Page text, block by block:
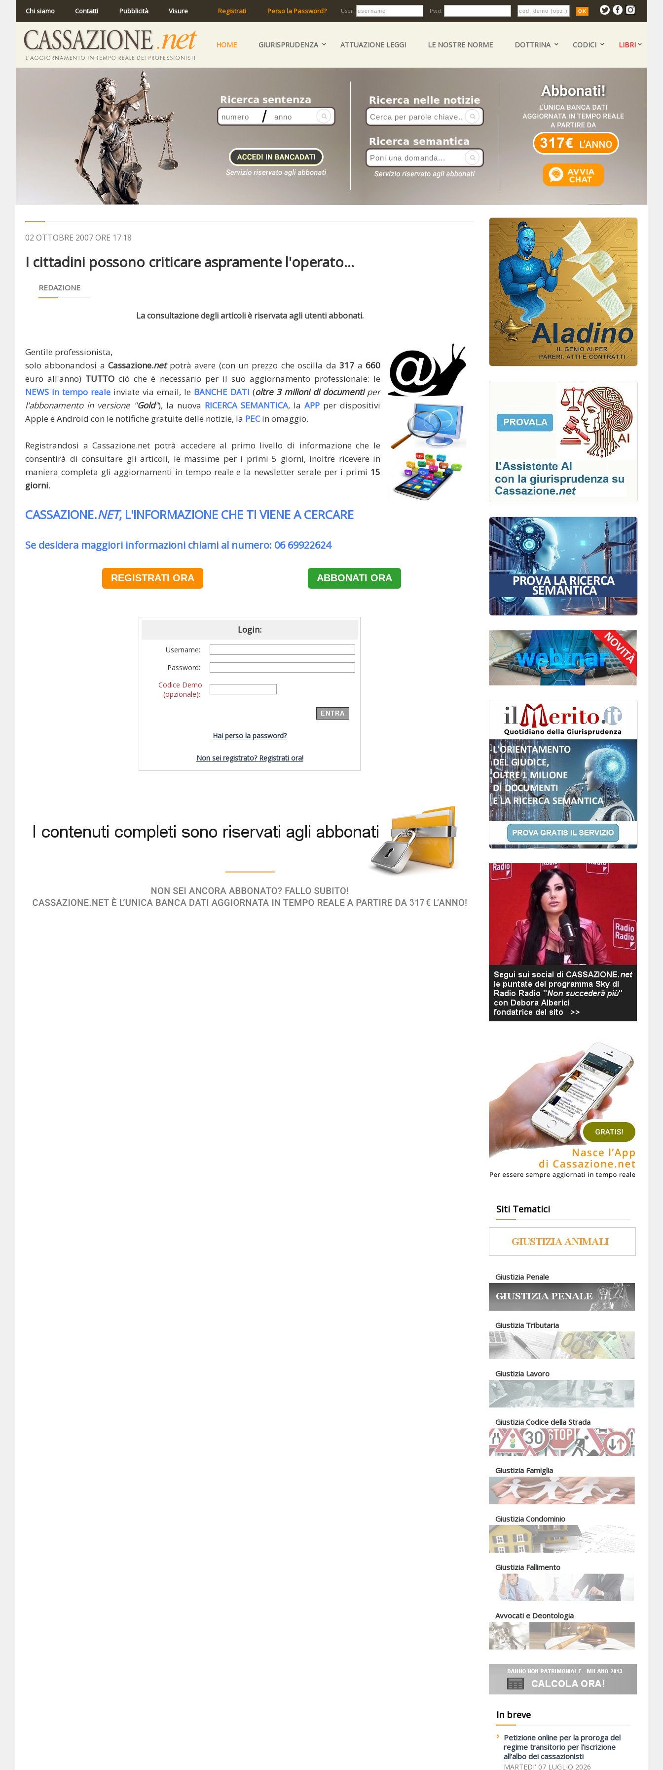
Chi siamo Contatti Pubblicità Visure Registrati Perso la Password? User: Pwd:
HOME GIURISPRUDENZA ATTUAZIONE LEGGI LE NOSTRE NORME DOTTRINA CODICI LIBRI
02 OTTOBRE 2007 ORE 17:18
I cittadini possono criticare aspramente l'operato...
REDAZIONE
La consultazione degli articoli è riservata agli utenti abbonati.
Gentile professionista,
solo abbonandosi aCassazione.netpotrà avere (con un prezzo che oscilla da317 a660
euro all'anno) TUTTO ciò che è necessario per il suo aggiornamento professionale: le
NEWS in tempo reale inviate via email, le BANCHE DATI (oltre 3 milioni di documentiper
l'abbonamento in versione "Gold"), la nuova RICERCA SEMANTICA, la APP per dispositivi
Apple e Android con le notifiche gratuite delle notizie, la PECin omaggio.
Registrandosi a Cassazione.net potrà accedere al primo livello di informazione che le
consentirà di consultare gli articoli, le massime per i primi 5 giorni, inoltre ricevere in
maniera completa gli aggiornamenti in tempo reale e la newsletter serale per i primi 15
giorni.
CASSAZIONE.NET, L'INFORMAZIONE CHE TI VIENE A CERCARE
Se desidera maggiori informazioni chiami al numero: 06 69922624
REGISTRATI ORA ABBONATI ORA
Login:
Username:
Password:
Codice Demo
(opzionale):
Hai perso la password?
Non sei registrato? Registrati ora!
Siti Tematici
Giustizia Penale
Giustizia Tributaria
Giustizia Lavoro
Giustizia Codice della Strada
Giustizia Famiglia
Giustizia Condominio
Giustizia Fallimento
Avvocati e Deontologia
In breve
Petizione online per la proroga del
regime transitorio per l’iscrizione
all’albo dei cassazionisti
MARTEDI' 07 LUGLIO 2026